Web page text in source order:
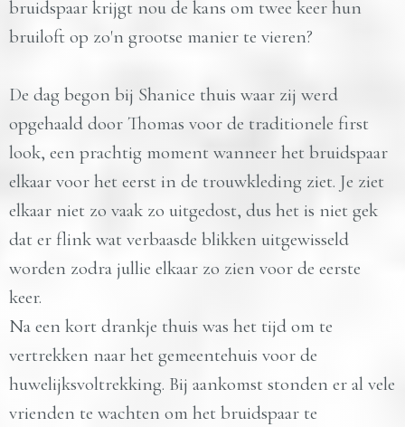
bruidspaar krijgt nou de kans om twee keer hun
bruiloft op zo'n grootse manier te vieren?
De dag begon bij Shanice thuis waar zij werd
opgehaald door Thomas voor de traditionele first
look, een prachtig moment wanneer het bruidspaar
elkaar voor het eerst in de trouwkleding ziet. Je ziet
elkaar niet zo vaak zo uitgedost, dus het is niet gek
dat er flink wat verbaasde blikken uitgewisseld
worden zodra jullie elkaar zo zien voor de eerste
keer.
Na een kort drankje thuis was het tijd om te
vertrekken naar het gemeentehuis voor de
huwelijksvoltrekking. Bij aankomst stonden er al vele
vrienden te wachten om het bruidspaar te